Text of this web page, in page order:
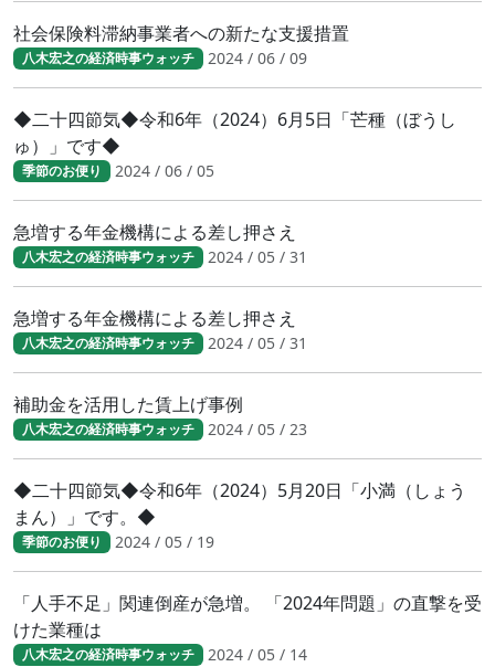
社会保険料滞納事業者への新たな支援措置
八木宏之の経済時事ウォッチ 2024 / 06 / 09
◆二十四節気◆令和6年（2024）6月5日「芒種（ぼうし
ゅ）」です◆
季節のお便り 2024 / 06 / 05
急増する年金機構による差し押さえ
八木宏之の経済時事ウォッチ 2024 / 05 / 31
急増する年金機構による差し押さえ
八木宏之の経済時事ウォッチ 2024 / 05 / 31
補助金を活用した賃上げ事例
八木宏之の経済時事ウォッチ 2024 / 05 / 23
◆二十四節気◆令和6年（2024）5月20日「小満（しょう
まん）」です。◆
季節のお便り 2024 / 05 / 19
「人手不足」関連倒産が急増。 「2024年問題」の直撃を受
けた業種は
八木宏之の経済時事ウォッチ 2024 / 05 / 14